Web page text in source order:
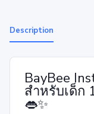
Description
BayBee
สำหรับเด็ก
👄✨